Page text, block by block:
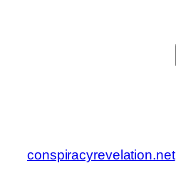
conspiracyrevelation.net